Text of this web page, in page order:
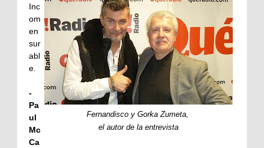
Fernandisco y Gorka Zumeta,
el autor de la entrevista
Inc
om
en
sur
abl
e.
-
Pa
ul
Mc
Ca